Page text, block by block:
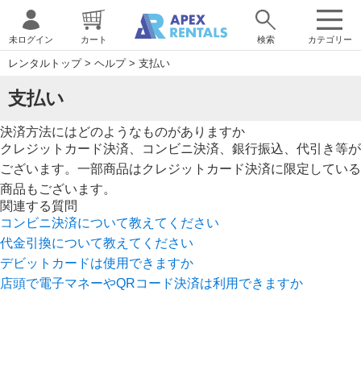
カテゴリー
未ログイン カート 検索
レンタルトップ> ヘルプ> 支払い
支払い
決済方法にはどのようなものがありますか
クレジットカード決済、コンビニ決済、銀行振込、代引き等が
ございます。一部商品はクレジットカード決済に限定している
商品もございます。
関連する質問
コンビニ決済について教えてください
代金引換について教えてください
デビットカードは使用できますか
店頭で電子マネーやQRコード決済は利用できますか